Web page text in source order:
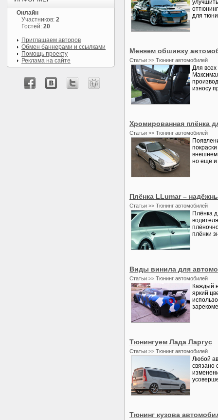
для
Меняем обшивку
Статьи >> Тюнинг автомобилей
Для
износу
Хромированная плёнка
Статьи >> Тюнинг автомобилей
внешнем
но ещё и
Плёнка LLumar –
Статьи >> Тюнинг автомобилей
Плёнка
плёнки
Виды винила для
Статьи >> Тюнинг автомобилей
Каждый
яркий
Тюнингуем Лада Ларгус
Статьи >> Тюнинг автомобилей
Любой
связано
Тюнинг кузова
Онлайн
Участников: 2
Гостей: 20
Приглашаем авторов
Обмен баннерами и ссылками
Помощь проекту
Реклама на сайте